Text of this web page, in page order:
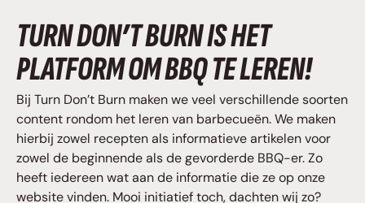
TURN DON’T BURN IS HET
PLATFORM OM BBQ TE LEREN!
Bij Turn Don’t Burn maken we veel verschillende soorten
content rondom het leren van barbecueën. We maken
hierbij zowel recepten als informatieve artikelen voor
zowel de beginnende als de gevorderde BBQ-er. Zo
heeft iedereen wat aan de informatie die ze op onze
website vinden. Mooi initiatief toch, dachten wij zo?